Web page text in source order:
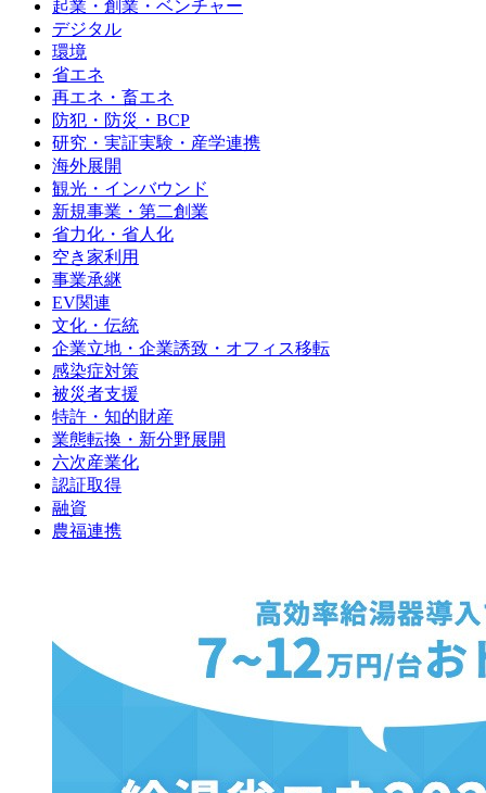
起業・創業・ベンチャー
デジタル
環境
省エネ
再エネ・畜エネ
防犯・防災・BCP
研究・実証実験・産学連携
海外展開
観光・インバウンド
新規事業・第二創業
省力化・省人化
空き家利用
事業承継
EV関連
文化・伝統
企業立地・企業誘致・オフィス移転
感染症対策
被災者支援
特許・知的財産
業態転換・新分野展開
六次産業化
認証取得
融資
農福連携